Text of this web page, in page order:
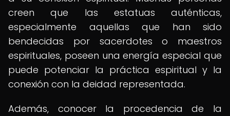
creen que las estatuas auténticas,
especialmente aquellas que han sido
bendecidas por sacerdotes o maestros
espirituales, poseen una energía especial que
puede potenciar la práctica espiritual y la
conexión con la deidad representada.
Además, conocer la procedencia de la